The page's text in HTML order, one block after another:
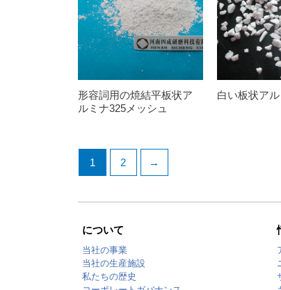
形容詞用の焼結平板状ア
ルミナ325メッシュ
白い板状ア
1 2 →
について
当社の事業
当社の生産施設
私たちの歴史